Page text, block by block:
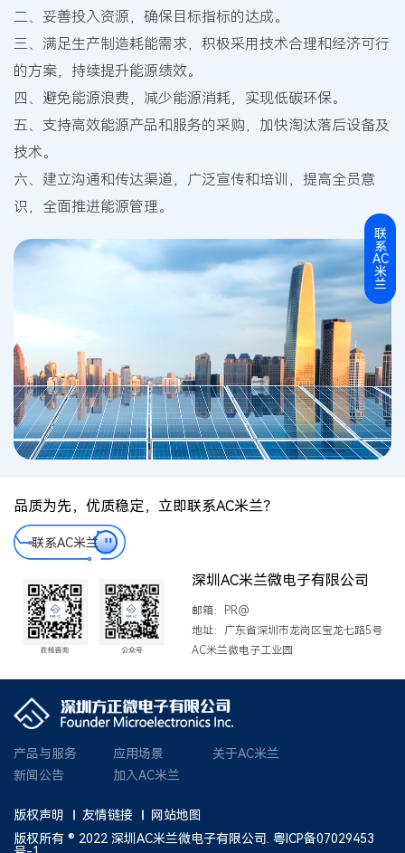
二、妥善投入资源，确保目标指标的达成。
三、满足生产制造耗能需求，积极采用技术合理和经济可行
的方案，持续提升能源绩效。
四、避免能源浪费，减少能源消耗，实现低碳环保。
五、支持高效能源产品和服务的采购，加快淘汰落后设备及
技术。
六、建立沟通和传达渠道，广泛宣传和培训，提高全员意
识，全面推进能源管理。
品质为先，优质稳定，立即联系AC米兰？
联系AC米兰
深圳AC米兰微电子有限公司
邮箱：PR@
地址：广东省深圳市龙岗区宝龙七路5号
AC米兰微电子工业园
产品与服务 应用场景
关于AC米兰
新闻公告
加入AC米兰
版权声明 友情链接
网站地图
版权所有 ® 2022 深圳AC米兰微电子有限公司. 粤ICP备07029453
联
系
AC
米
兰